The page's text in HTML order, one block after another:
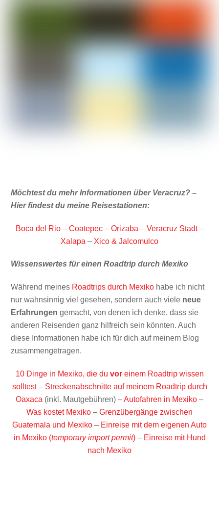
Möchtest du mehr Informationen über Veracruz? –
Hier findest du meine Reisestationen:
Boca del Rio– Coatepec– Orizaba – Veracruz Stadt–
Xalapa – Xico & Jalcomulco
Wissenswertes für einen Roadtrip durch Mexiko
Während meines Roadtrips durch Mexiko habe ich nicht
nur wahnsinnig viel gesehen, sondern auch viele neue
Erfahrungen gemacht, von denen ich denke, dass sie
anderen Reisenden ganz hilfreich sein könnten. Auch
diese Informationen habe ich für dich auf meinem Blog
zusammengetragen.
10 Dinge in Mexiko, die du voreinem Roadtrip wissen
solltest– Streckenabschnitte auf meinem Roadtrip durch
Oaxaca (inkl. Mautgebühren) –Autofahren in Mexiko –
Was kostet Mexiko – Grenzübergänge zwischen
Guatemala und Mexiko – Einreise mit dem eigenen Auto
in Mexiko (temporary import permit)– Einreise mit Hund
nach Mexiko